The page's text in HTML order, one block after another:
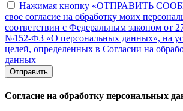
Нажимая кнопку «ОТПРАВИТЬ
свое согласие на обработку моих
соответствии с Федеральным законом от
№152-ФЗ «О персональных данных», на
целей, определенных в Согласии на
данных
Отправить
Согласие на обработку персональных